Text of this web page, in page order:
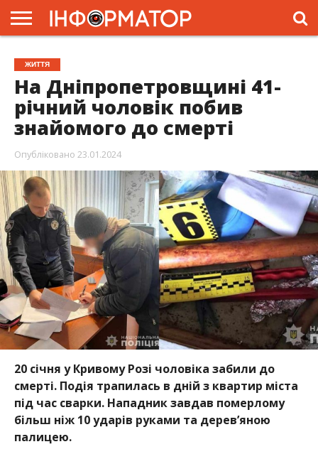
ГОЛОВНА
ЖИТТЯ
ВЛАДА
ГРОШІ
ТРЕШ
ПРЕС-
РЕЛІЗИ
РЕКЛАМА
ПРОЕКТИ
ЖИТТЯ
На Дніпропетровщині 41-
річний чоловік побив
знайомого до смерті
Опубліковано 23.01.2024
20 січня у Кривому Розі чоловіка забили до
смерті. Подія трапилась в дній з квартир міста
під час сварки. Нападник завдав померлому
більш ніж 10 ударів руками та дерев’яною
палицею.